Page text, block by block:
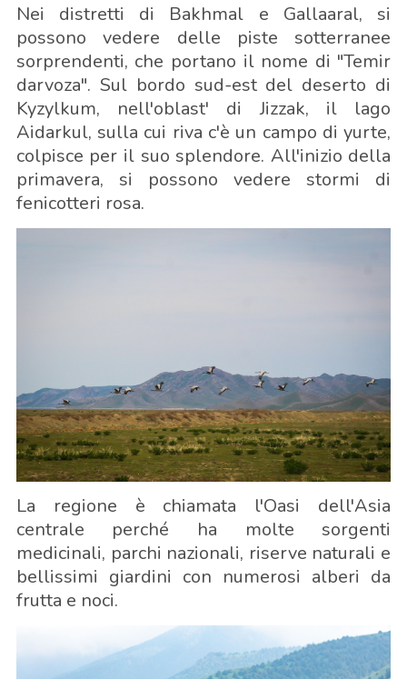
Nei distretti di Bakhmal e Gallaaral, si
possono vedere delle piste sotterranee
sorprendenti, che portano il nome di "Temir
darvoza". Sul bordo sud-est del deserto di
Kyzylkum, nell'oblast' di Jizzak, il lago
Aidarkul, sulla cui riva c'è un campo di yurte,
colpisce per il suo splendore. All'inizio della
primavera, si possono vedere stormi di
fenicotteri rosa.
La regione è chiamata l'Oasi dell'Asia
centrale perché ha molte sorgenti
medicinali, parchi nazionali, riserve naturali e
bellissimi giardini con numerosi alberi da
frutta e noci.